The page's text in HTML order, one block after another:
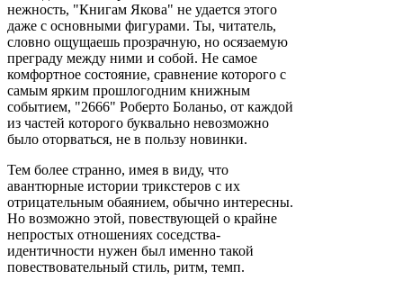
нежность, "Книгам Якова" не удается этого
даже с основными фигурами. Ты, читатель,
словно ощущаешь прозрачную, но осязаемую
преграду между ними и собой. Не самое
комфортное состояние, сравнение которого с
самым ярким прошлогодним книжным
событием, "2666" Роберто Боланьо, от каждой
из частей которого буквально невозможно
было оторваться, не в пользу новинки.
Тем более странно, имея в виду, что
авантюрные истории трикстеров с их
отрицательным обаянием, обычно интересны.
Но возможно этой, повествующей о крайне
непростых отношениях соседства-
идентичности нужен был именно такой
повествовательный стиль, ритм, темп.